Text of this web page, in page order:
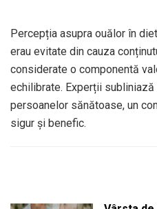
Percepția asupra ouălor în
erau evitate din cauza
considerate o componentă
echilibrate. Experții subliniază
persoanelor sănătoase, un
sigur și benefic.